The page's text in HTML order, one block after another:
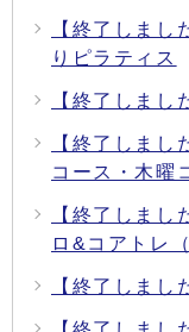
【終了しまし
りピラティス
【終了しまし
【終了しま
コース・木曜
【終了しま
ロ&コアトレ
【終了しま